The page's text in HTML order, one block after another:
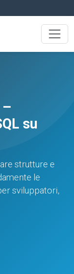
su
strutture e
le
sviluppatori,